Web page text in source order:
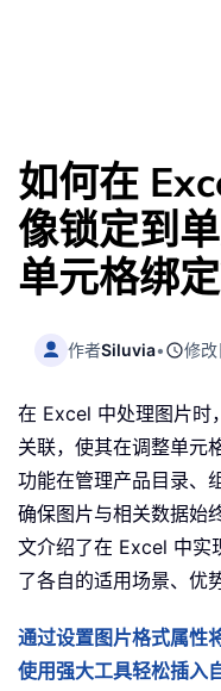
如何在
像锁定到
单元格绑定
作者Siluvia• 修改
在 Excel 中处理图片时
关联，使其在调整单元
功能在管理产品目录、
确保图片与相关数据始
文介绍了在 Excel 中实
了各自的适用场景、优
通过设置图片格式属性
使用强大工具轻松插入